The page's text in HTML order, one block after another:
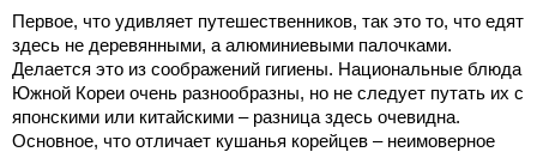
Первое, что удивляет путешественников, так это то, что едят
здесь не деревянными, а алюминиевыми палочками.
Делается это из соображений гигиены. Национальные блюда
Южной Кореи очень разнообразны, но не следует путать их с
японскими или китайскими – разница здесь очевидна.
Основное, что отличает кушанья корейцев – неимоверное